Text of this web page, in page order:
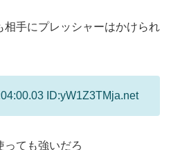
相手にプレッシャーはかけられ
ID:yW1Z3TMja.net
っても強いだろ